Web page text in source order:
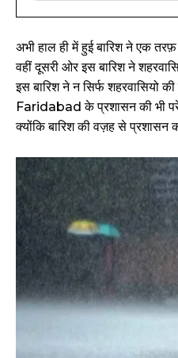
अभी हाल ही में हुई बारिश ने एक
वहीं दूसरी ओर इस बारिश ने
इस बारिश ने न सिर्फ शहरवासियो की
Faridabad के प्रशासन की भी
क्योंकि बारिश की वज़ह से प्रशासन